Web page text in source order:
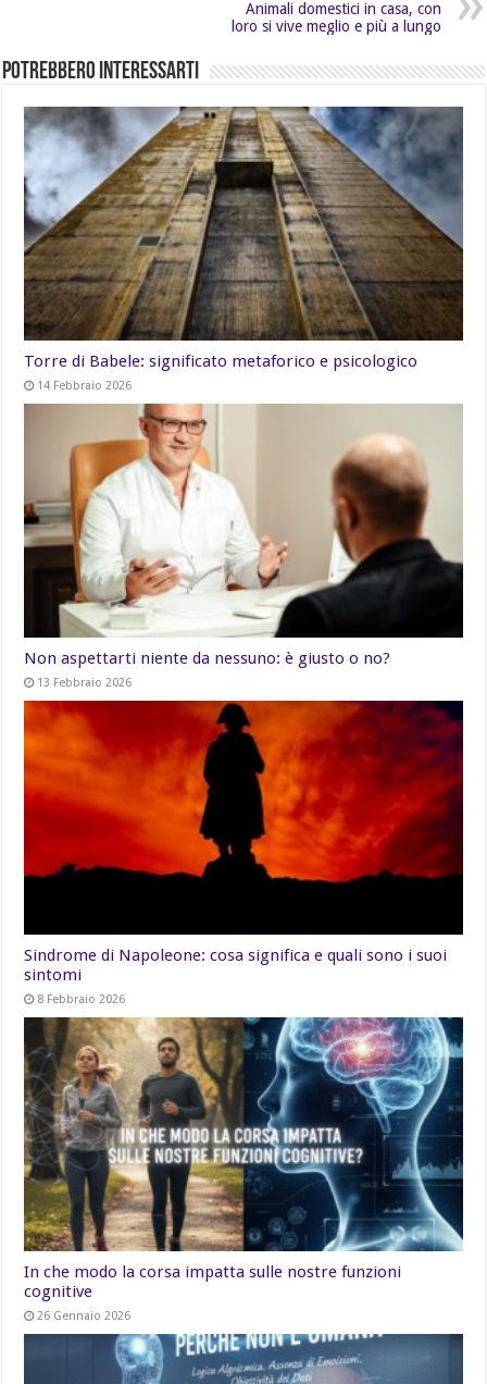
Animali domestici in casa, con
loro si vive meglio e più a lungo
Potrebbero Interessarti
Torre di Babele: significato metaforico e psicologico
14 Febbraio 2026
Non aspettarti niente da nessuno: è giusto o no?
13 Febbraio 2026
Sindrome di Napoleone: cosa significa e quali sono i suoi
sintomi
8 Febbraio 2026
In che modo la corsa impatta sulle nostre funzioni
cognitive
26 Gennaio 2026